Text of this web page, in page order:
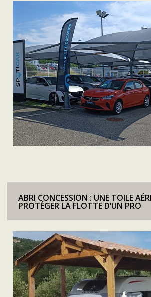
ABRI CONCESSION : UNE TOILE
PROTÉGER LA FLOTTE D’UN PRO